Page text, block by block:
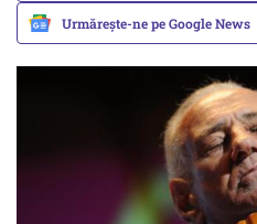
Urmărește-ne pe Google News